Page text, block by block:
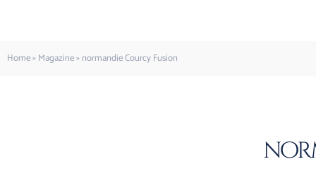
Home»Magazine»normandie Courcy Fusion